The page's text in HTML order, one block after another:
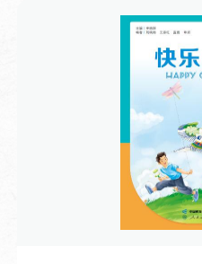
60 Class Hours
Teaching Materials
Experiencing
Introduction to the
十分明显：每印一种
新版，一旦刻错一字
废，不仅耗时费料，
带着对技术痛点的思
北宋时期，还原了活
契机。平民工匠毕昇
一次刻版时不慎刻错
的版面眼看就要作废
突然灵光乍现：既然
频第九课。本课围绕
以职场人物对话为载
好” 等核心问句，掌
日常表达。课程重点
及“的”、形容词谓语
搭配大量例句与互动
解通俗易懂，练习形
From Main Website